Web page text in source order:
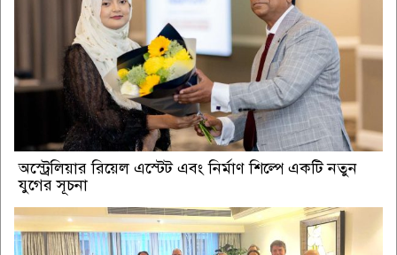
অস্ট্রেলিয়ার রিয়েল এস্টেট এবং নির্মাণ শিল্পে একটি নতুন
যুগের সূচনা